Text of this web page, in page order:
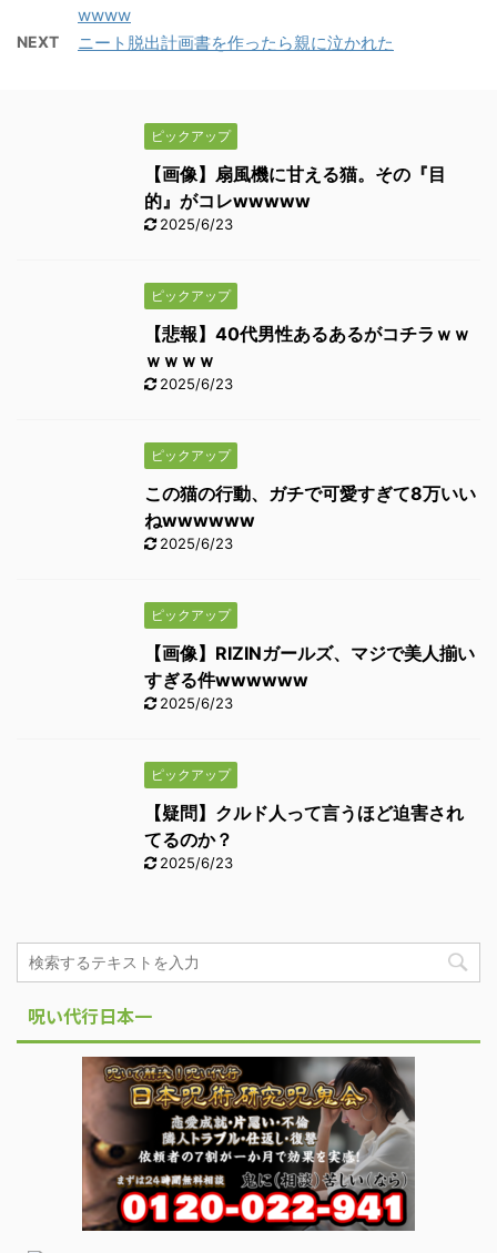
wwww
NEXT ニート脱出計画書を作ったら親に泣かれた
ピックアップ
【画像】扇風機に甘える猫。その『目
的』がコレwwwww
2025/6/23
ピックアップ
【悲報】40代男性あるあるがコチラｗｗ
ｗｗｗｗ
2025/6/23
ピックアップ
この猫の行動、ガチで可愛すぎて8万いい
ねwwwwww
2025/6/23
ピックアップ
【画像】RIZINガールズ、マジで美人揃い
すぎる件wwwwww
2025/6/23
ピックアップ
【疑問】クルド人って言うほど迫害され
てるのか？
2025/6/23
呪い代行日本一